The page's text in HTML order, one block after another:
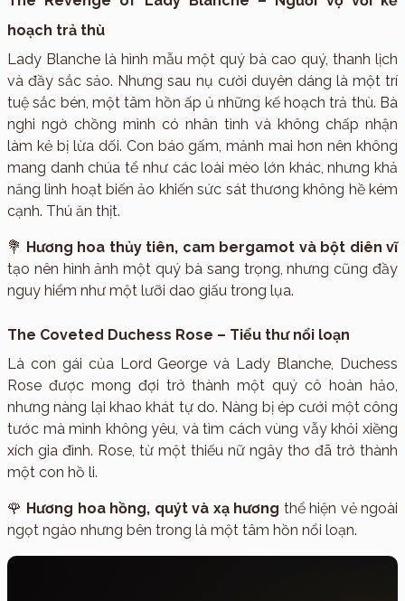
hoạch trả thù
Lady Blanche là hình mẫu một quý bà cao quý, thanh lịch
và đầy sắc sảo. Nhưng sau nụ cười duyên dáng là một trí
tuệ sắc bén, một tâm hồn ấp ủ những kế hoạch trả thù. Bà
nghi ngờ chồng mình có nhân tình và không chấp nhận
làm kẻ bị lừa dối. Con báo gấm, mảnh mai hơn nên không
mang danh chúa tể như các loài mèo lớn khác, nhưng khả
năng linh hoạt biến ảo khiến sức sát thương không hề kém
cạnh. Thú ăn thịt.
💐 Hương hoa thủy tiên, cam bergamot và bột diên vĩ
tạo nên hình ảnh một quý bà sang trọng, nhưng cũng đầy
nguy hiểm như một lưỡi dao giấu trong lụa.
The Coveted Duchess Rose – Tiểu thư nổi loạn
Là con gái của Lord George và Lady Blanche, Duchess
Rose được mong đợi trở thành một quý cô hoàn hảo,
nhưng nàng lại khao khát tự do. Nàng bị ép cưới một công
tước mà mình không yêu, và tìm cách vùng vẫy khỏi xiềng
xích gia đình. Rose, từ một thiếu nữ ngây thơ đã trở thành
một con hồ li.
🌹 Hương hoa hồng, quýt và xạ hương thể hiện vẻ ngoài
ngọt ngào nhưng bên trong là một tâm hồn nổi loạn.